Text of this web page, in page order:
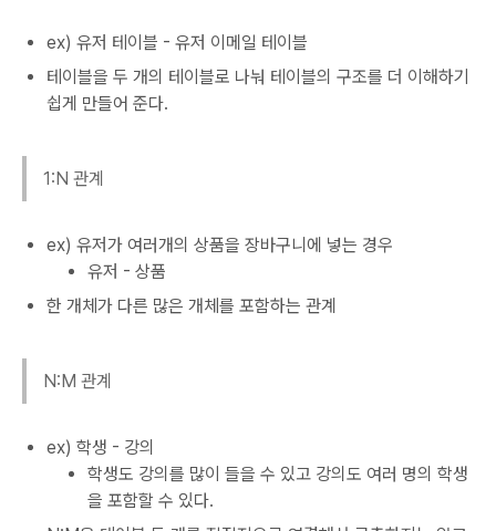
ex) 유저 테이블 - 유저 이메일 테이블
테이블을 두 개의 테이블로 나눠 테이블의 구조를 더 이해하기
쉽게 만들어 준다.
1:N 관계
ex) 유저가 여러개의 상품을 장바구니에 넣는 경우
유저 - 상품
한 개체가 다른 많은 개체를 포함하는 관계
N:M 관계
ex) 학생 - 강의
학생도 강의를 많이 들을 수 있고 강의도 여러 명의 학생
을 포함할 수 있다.